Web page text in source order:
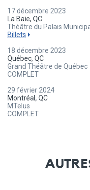
17 décembre 2023
La Baie, QC
Théâtre du Palais
Billets
18 décembre 2023
Québec, QC
Grand Théâtre de Québec
COMPLET
29 février 2024
Montréal, QC
MTelus
COMPLET